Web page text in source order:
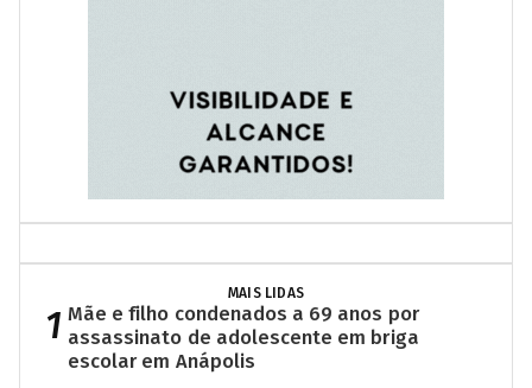
MAIS LIDAS
1 Mãe e filho condenados a 69 anos por
assassinato de adolescente em briga
escolar em Anápolis